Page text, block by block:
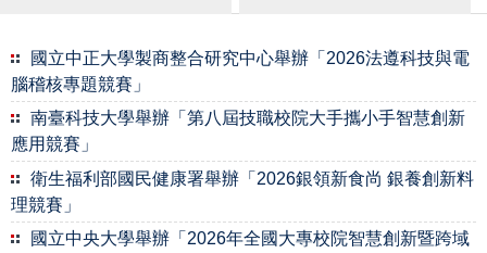
國立中正大學製商整合研究中心舉辦「2026法遵科技與電
腦稽核專題競賽」
南臺科技大學舉辦「第八屆技職校院大手攜小手智慧創新
應用競賽」
衛生福利部國民健康署舉辦「2026銀領新食尚 銀養創新料
理競賽」
國立中央大學舉辦「2026年全國大專校院智慧創新暨跨域